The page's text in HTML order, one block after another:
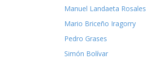
Manuel Landaeta Rosales
Mario Briceño Iragorry
Pedro Grases
Simón Bolívar